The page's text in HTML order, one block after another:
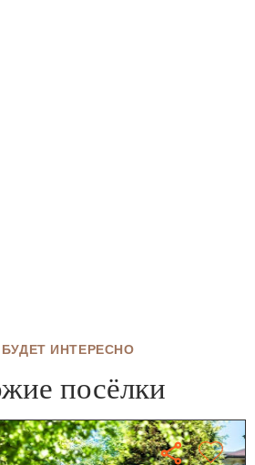
ИНТЕРЕСНО
посёлки